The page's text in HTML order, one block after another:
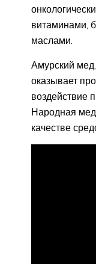
витаминами,
маслами.
Амурский
оказывает
воздействие
Народная
качестве